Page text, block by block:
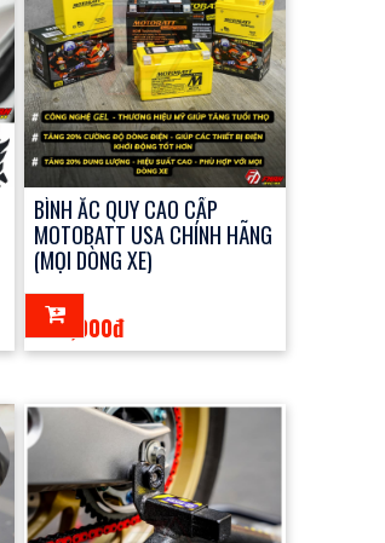
BÌNH ẮC QUY CAO CẤP
MOTOBATT USA CHÍNH HÃNG
(MỌI DÒNG XE)
320,000đ